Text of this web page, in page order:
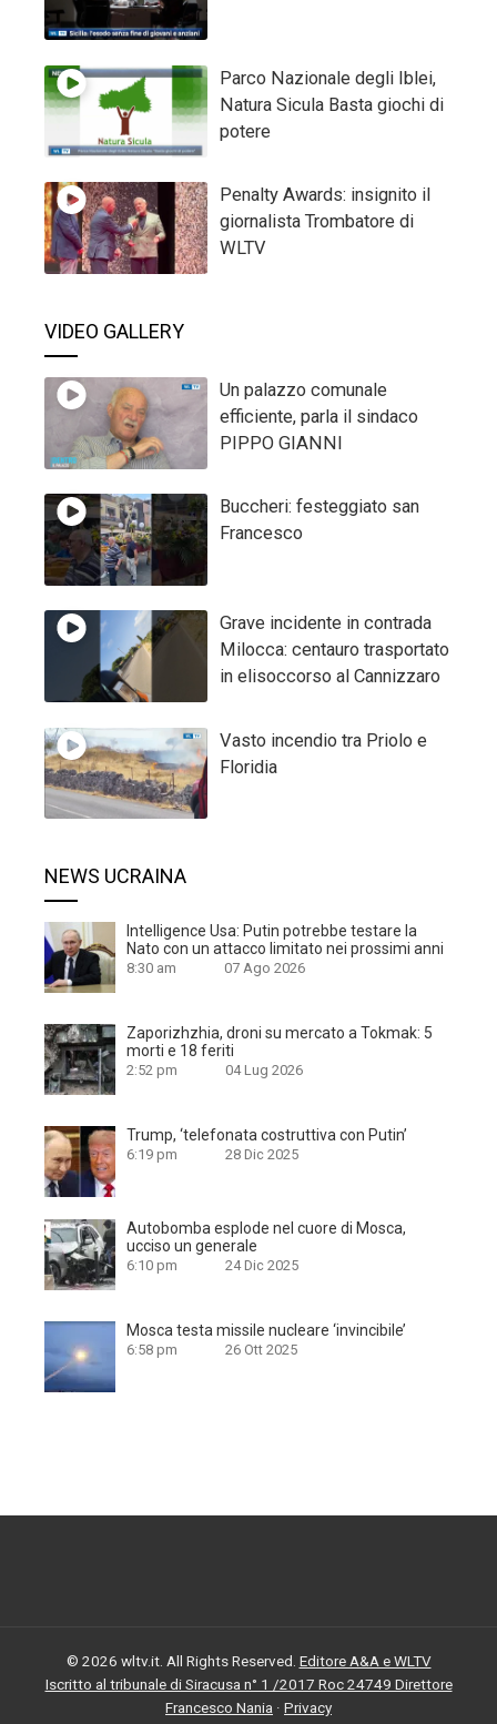
Parco Nazionale degli Iblei,
Natura Sicula Basta giochi di
potere
Penalty Awards: insignito il
giornalista Trombatore di
WLTV
VIDEO GALLERY
Un palazzo comunale
efficiente, parla il sindaco
PIPPO GIANNI
Buccheri: festeggiato san
Francesco
Grave incidente in contrada
Milocca: centauro trasportato
in elisoccorso al Cannizzaro
Vasto incendio tra Priolo e
Floridia
NEWS UCRAINA
Intelligence Usa: Putin potrebbe testare la
Nato con un attacco limitato nei prossimi anni
8:30 am 07 Ago 2026
Zaporizhzhia, droni su mercato a Tokmak: 5
morti e 18 feriti
2:52 pm 04 Lug 2026
Trump, ‘telefonata costruttiva con Putin’
6:19 pm 28 Dic 2025
Autobomba esplode nel cuore di Mosca,
ucciso un generale
6:10 pm 24 Dic 2025
Mosca testa missile nucleare ‘invincibile’
6:58 pm 26 Ott 2025
© 2026 wltv.it. All Rights Reserved. Editore A&A e WLTV
Iscritto al tribunale di Siracusa n° 1 /2017 Roc 24749 Direttore
Francesco Nania · Privacy